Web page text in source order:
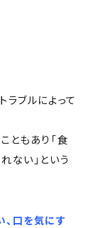
ラブルによって
ともあり「食
ない」という
口を気にす